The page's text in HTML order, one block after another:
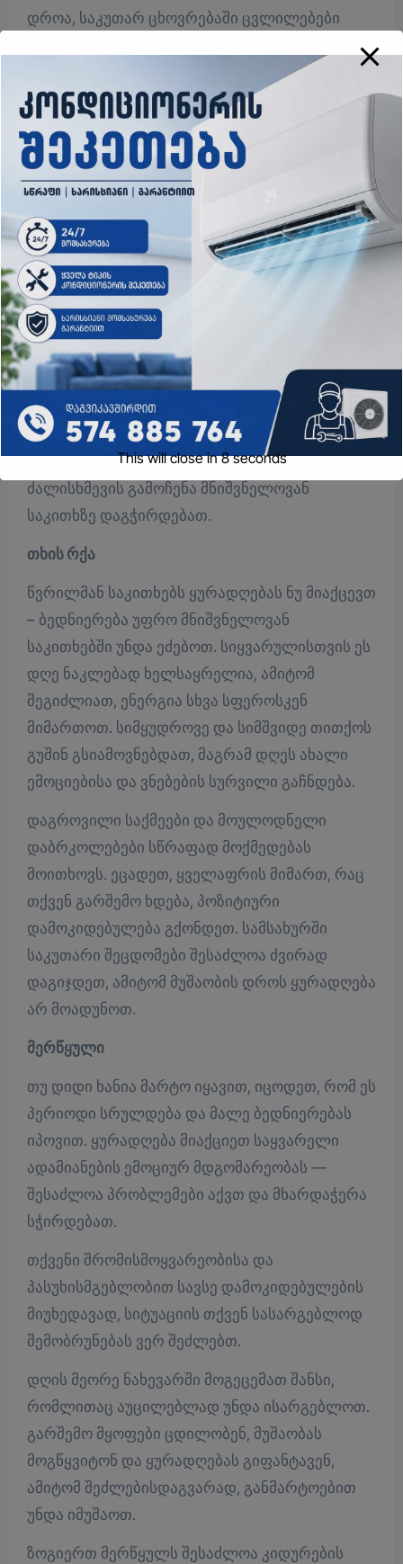
დროა, საკუთარ ცხოვრებაში ცვლილებები
დაანებოთ ან დაასრულოთ ურთიერთობა,
რომელსაც მომავალი არ აქვს. თუ მოთმინებით
და მშვიდად იმოქმედებთ შეიძლება
ყველაფერი თქვენს სასარგებლოდ
დასრულდეს.
გამორიცხული არ არის, რომ
ხელმძღვანელობისგან დაწინაურების ან
პროფესიული განვითარების ახალ ეტაპზე
გადასვლის წინადადება მიიღოთ. მზად იყავით
სიახლეებისთვის და ყველა შეთავაზება
ინტერესით განიხილეთ. სურვილი გექნებათ,
რომ ყველაფერს დამოუკიდებლად
გაუმკლავდეთ, მაგრამ გახსოვდეთ, რომ
გუნდური მუშაობა უფრო შედეგიანია. ენერგიას
წვრილმანებზე ნუ გაფლანგავთ — მალე
ძალისხმევის გამოჩენა მნიშვნელოვან
საკითხზე დაგჭირდებათ.
თხის რქა
წვრილმან საკითხებს ყურადღებას ნუ მიაქცევთ
– ბედნიერება უფრო მნიშვნელოვან
საკითხებში უნდა ეძებოთ. სიყვარულისთვის ეს
დღე ნაკლებად ხელსაყრელია, ამიტომ
შეგიძლიათ, ენერგია სხვა სფეროსკენ
მიმართოთ. სიმყუდროვე და სიმშვიდე თითქოს
გუშინ გსიამოვნებდათ, მაგრამ დღეს ახალი
ემოციებისა და ვნებების სურვილი გაჩნდება.
დაგროვილი საქმეები და მოულოდნელი
დაბრკოლებები სწრაფად მოქმედებას
მოითხოვს. ეცადეთ, ყველაფრის მიმართ, რაც
თქვენ გარშემო ხდება, პოზიტიური
დამოკიდებულება გქონდეთ. სამსახურში
საკუთარი შეცდომები შესაძლოა ძვირად
დაგიჯდეთ, ამიტომ მუშაობის დროს ყურადღება
არ მოადუნოთ.
მერწყული
თუ დიდი ხანია მარტო იყავით, იცოდეთ, რომ ეს
პერიოდი სრულდება და მალე ბედნიერებას
იპოვით. ყურადღება მიაქციეთ საყვარელი
ადამიანების ემოციურ მდგომარეობას —
შესაძლოა პრობლემები აქვთ და მხარდაჭერა
სჭირდებათ.
თქვენი შრომისმოყვარეობისა და
პასუხისმგებლობით სავსე დამოკიდებულების
მიუხედავად, სიტუაციის თქვენ სასარგებლოდ
შემობრუნებას ვერ შეძლებთ.
დღის მეორე ნახევარში მოგეცემათ შანსი,
რომლითაც აუცილებლად უნდა ისარგებლოთ.
გარშემო მყოფები ცდილობენ, მუშაობას
მოგწყვიტონ და ყურადღებას გიფანტავენ,
ამიტომ შეძლებისდაგვარად, განმარტოებით
უნდა იმუშაოთ.
ზოგიერთ მერწყულს შესაძლოა კიდურების
This will close in7seconds